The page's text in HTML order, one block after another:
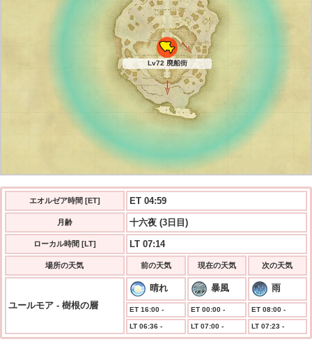
Lv72 廃船街
エオルゼア時間 [ET] ET 04:59
月齢 十六夜 (3日目)
ローカル時間 [LT] LT 07:14
場所の天気 前の天気 現在の天気 次の天気
ユールモア - 樹根の層
晴れ 暴風 雨
ET 16:00 - ET 00:00 - ET 08:00 -
LT 06:36 - LT 07:00 - LT 07:23 -